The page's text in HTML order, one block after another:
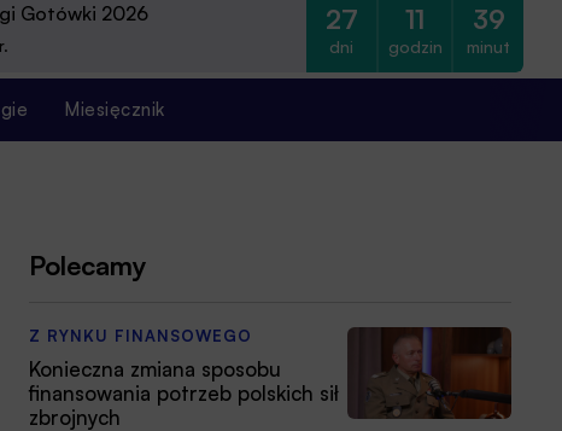
Gotówki 2026 27
dni
11
godzin
39
minut
Miesięcznik
Polecamy
Z RYNKU FINANSOWEGO
Konieczna zmiana sposobu
finansowania potrzeb polskich sił
zbrojnych